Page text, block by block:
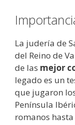
La judería de
del Reino de
de las mejor
legado es un
que jugaron
Península
romanos